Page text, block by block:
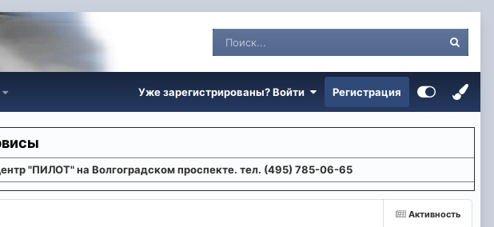
Уже зарегистрированы? Войти Регистрация
"ПИЛОТ" на Волгоградском проспекте. тел. (495) 785-06-65
Активность